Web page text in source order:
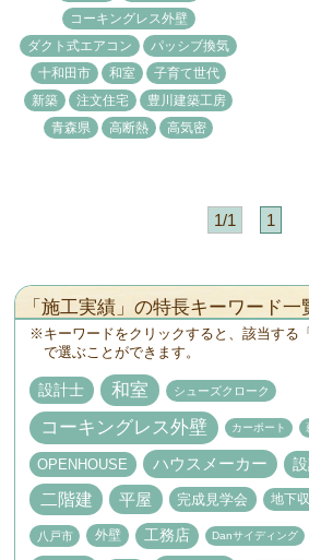
コーキングレス外壁
ダクト式エアコン パッシブ換気
十和田市 和室 子育て世代
新築 注文住宅 豊川建築工房
青森県 高断熱 高気密
1/1 1
「施工実績」の特長キーワード一
キーワードをクリックすると、該当する
で選ぶことができます。
設計士 和室 シューズクローク
コーキングレス外壁 カーポート
OPENHOUSE ハウスメーカー
二階建 平屋 完成見学会 地下
八戸市 外壁 工務店 Danサイディング